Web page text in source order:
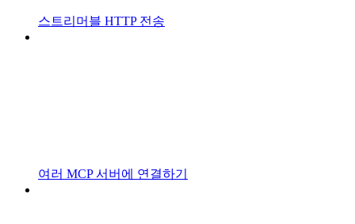
스트리머블 HTTP 전송
여러 MCP 서버에 연결하기